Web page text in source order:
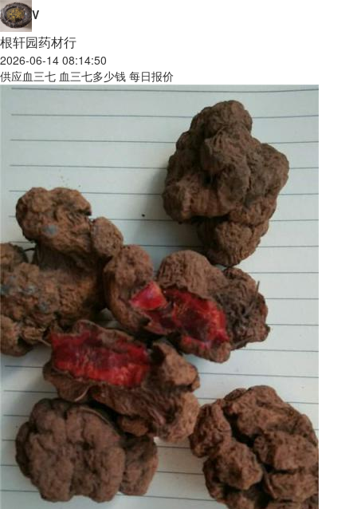
V
根轩园药材行
2026-06-14 08:14:50
供应血三七 血三七多少钱 每日报价